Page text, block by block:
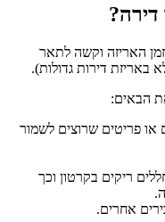
דירה?
האריזה וקשה לתאר
באריזת דירות גדולות).
הבאים:
או פריטים שרוצים לשמור
ריקים בקרטון וכך
אחרים.